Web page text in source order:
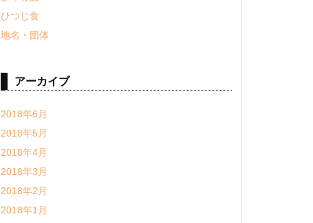
ひつじ食
地名・団体
アーカイブ
2018年6月
2018年5月
2018年4月
2018年3月
2018年2月
2018年1月